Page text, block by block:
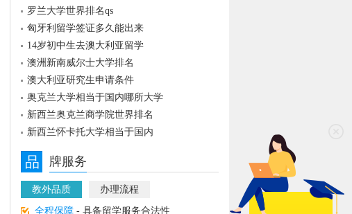
罗兰大学世界排名qs
匈牙利留学签证多久能出来
14岁初中生去澳大利亚留学
澳洲新南威尔士大学排名
澳大利亚研究生申请条件
奥克兰大学相当于国内哪所大学
新西兰奥克兰商学院世界排名
新西兰怀卡托大学相当于国内
品 牌服务
教外品质 办理流程
全程保障 - 具备留学服务合法性